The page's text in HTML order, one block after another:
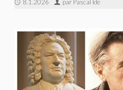
8.1.2026 par Pascal Ide